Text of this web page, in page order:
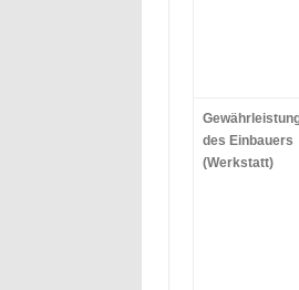
des Einbauers
(Werkstatt)